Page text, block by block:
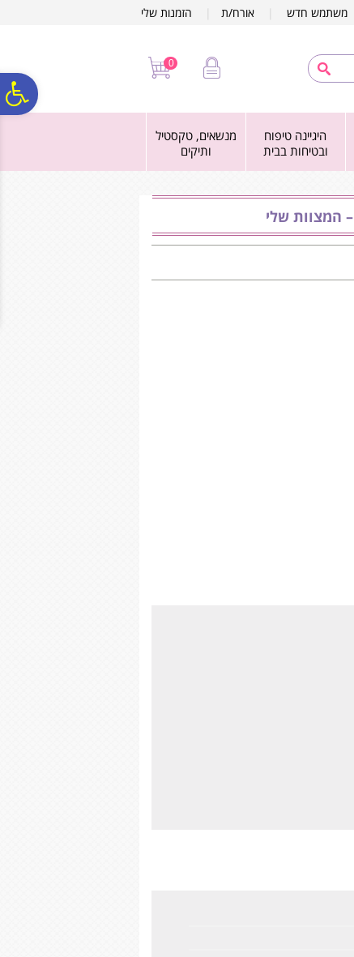
משתמש חדש אורח/ת הזמנות שלי
0
היגיינה טיפוח
ובטיחות בבית
מנשאים, טקסטיל
ותיקים
המצוות שלי